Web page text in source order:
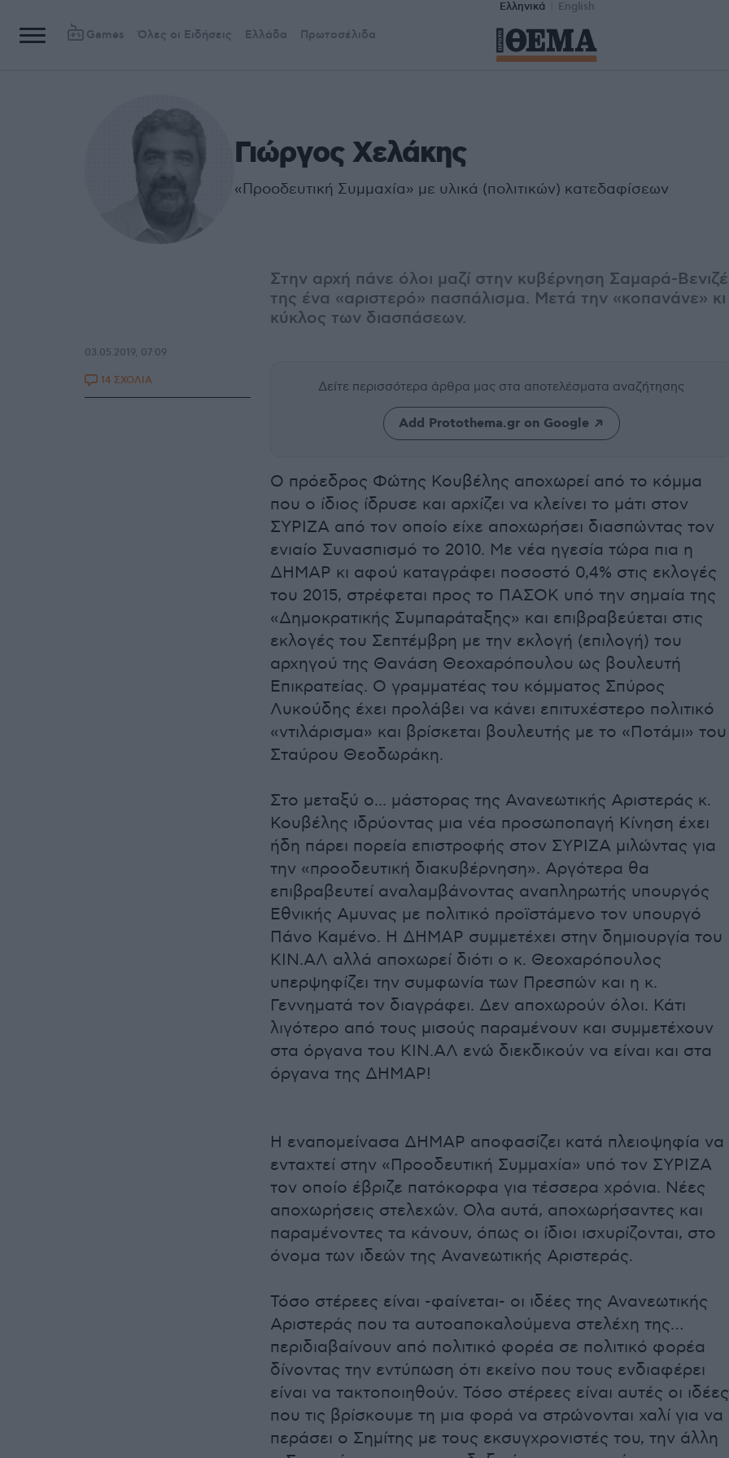
Ελληνικά English
Games Όλες οι Ειδήσεις Ελλάδα Πρωτοσέλιδα
Γιώργος Χελάκης
«Προοδευτική Συμμαχία» με υλικά (πολιτικών) κατεδαφίσεων
Στην αρχή πάνε όλοι μαζί στην κυβέρνηση Σαμαρά-
της ένα «αριστερό» πασπάλισμα. Μετά την «κοπανάνε» κι
κύκλος των διασπάσεων.
Δείτε περισσότερα άρθρα μας στα αποτελέσματα αναζήτησης
Add Protothema.gr on Google
Ο πρόεδρος Φώτης Κουβέλης αποχωρεί από το κόμμα
που ο ίδιος ίδρυσε και αρχίζει να κλείνει το μάτι στον
ΣΥΡΙΖΑ από τον οποίο είχε αποχωρήσει διασπώντας τον
ενιαίο Συνασπισμό το 2010. Με νέα ηγεσία τώρα πια η
ΔΗΜΑΡ κι αφού καταγράφει ποσοστό 0,4% στις εκλογές
του 2015, στρέφεται προς το ΠΑΣΟΚ υπό την σημαία της
«Δημοκρατικής Συμπαράταξης» και επιβραβεύεται στις
εκλογές του Σεπτέμβρη με την εκλογή (επιλογή) του
αρχηγού της Θανάση Θεοχαρόπουλου ως βουλευτή
Επικρατείας. Ο γραμματέας του κόμματος Σπύρος
Λυκούδης έχει προλάβει να κάνει επιτυχέστερο πολιτικό
«ντιλάρισμα» και βρίσκεται βουλευτής με το «Ποτάμι» του
Σταύρου Θεοδωράκη.
Στο μεταξύ ο... μάστορας της Ανανεωτικής Αριστεράς κ.
Κουβέλης ιδρύοντας μια νέα προσωποπαγή Κίνηση έχει
ήδη πάρει πορεία επιστροφής στον ΣΥΡΙΖΑ μιλώντας για
την «προοδευτική διακυβέρνηση». Αργότερα θα
επιβραβευτεί αναλαμβάνοντας αναπληρωτής υπουργός
Εθνικής Αμυνας με πολιτικό προϊστάμενο τον υπουργό
Πάνο Καμένο. Η ΔΗΜΑΡ συμμετέχει στην δημιουργία του
ΚΙΝ.ΑΛ αλλά αποχωρεί διότι ο κ. Θεοχαρόπουλος
υπερψηφίζει την συμφωνία των Πρεσπών και η κ.
Γεννηματά τον διαγράφει. Δεν αποχωρούν όλοι. Κάτι
λιγότερο από τους μισούς παραμένουν και συμμετέχουν
στα όργανα του ΚΙΝ.ΑΛ ενώ διεκδικούν να είναι και στα
όργανα της ΔΗΜΑΡ!
Η εναπομείνασα ΔΗΜΑΡ αποφασίζει κατά πλειοψηφία να
ενταχτεί στην «Προοδευτική Συμμαχία» υπό τον ΣΥΡΙΖΑ
τον οποίο έβριζε πατόκορφα για τέσσερα χρόνια. Νέες
αποχωρήσεις στελεχών. Ολα αυτά, αποχωρήσαντες και
παραμένοντες τα κάνουν, όπως οι ίδιοι ισχυρίζονται, στο
όνομα των ιδεών της Ανανεωτικής Αριστεράς.
Τόσο στέρεες είναι -φαίνεται- οι ιδέες της Ανανεωτικής
Αριστεράς που τα αυτοαποκαλούμενα στελέχη της…
περιδιαβαίνουν από πολιτικό φορέα σε πολιτικό φορέα
δίνοντας την εντύπωση ότι εκείνο που τους ενδιαφέρει
είναι να τακτοποιηθούν. Τόσο στέρεες είναι αυτές οι ιδέες
που τις βρίσκουμε τη μια φορά να στρώνονται χαλί για να
περάσει ο Σημίτης με τους εκσυγχρονιστές του, την άλλη
03.05.2019, 07:09
14 ΣΧΟΛΙΑ